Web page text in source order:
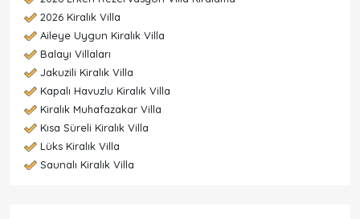
2026 Kiralık Villa
Aileye Uygun Kiralık Villa
Balayı Villaları
Jakuzili Kiralık Villa
Kapalı Havuzlu Kiralık Villa
Kiralık Muhafazakar Villa
Kısa Süreli Kiralık Villa
Lüks Kiralık Villa
Saunalı Kiralık Villa